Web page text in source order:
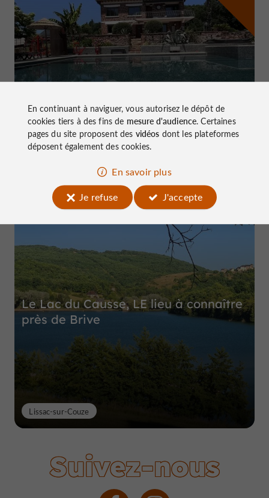
Domaine de Pierretaillade
à Meyssac
Top expériences
Le Lac du Causse, LE lieu à connaître
près de Brive
Lissac-sur-Couze
Suivez-nous
En continuant à naviguer, vous autorisez le dépôt de
cookies tiers à des fins de mesure d'audience. Certaines
pages du site proposent des vidéos dont les plateformes
déposent également des cookies.
En savoir plus
Je refuse
J'accepte